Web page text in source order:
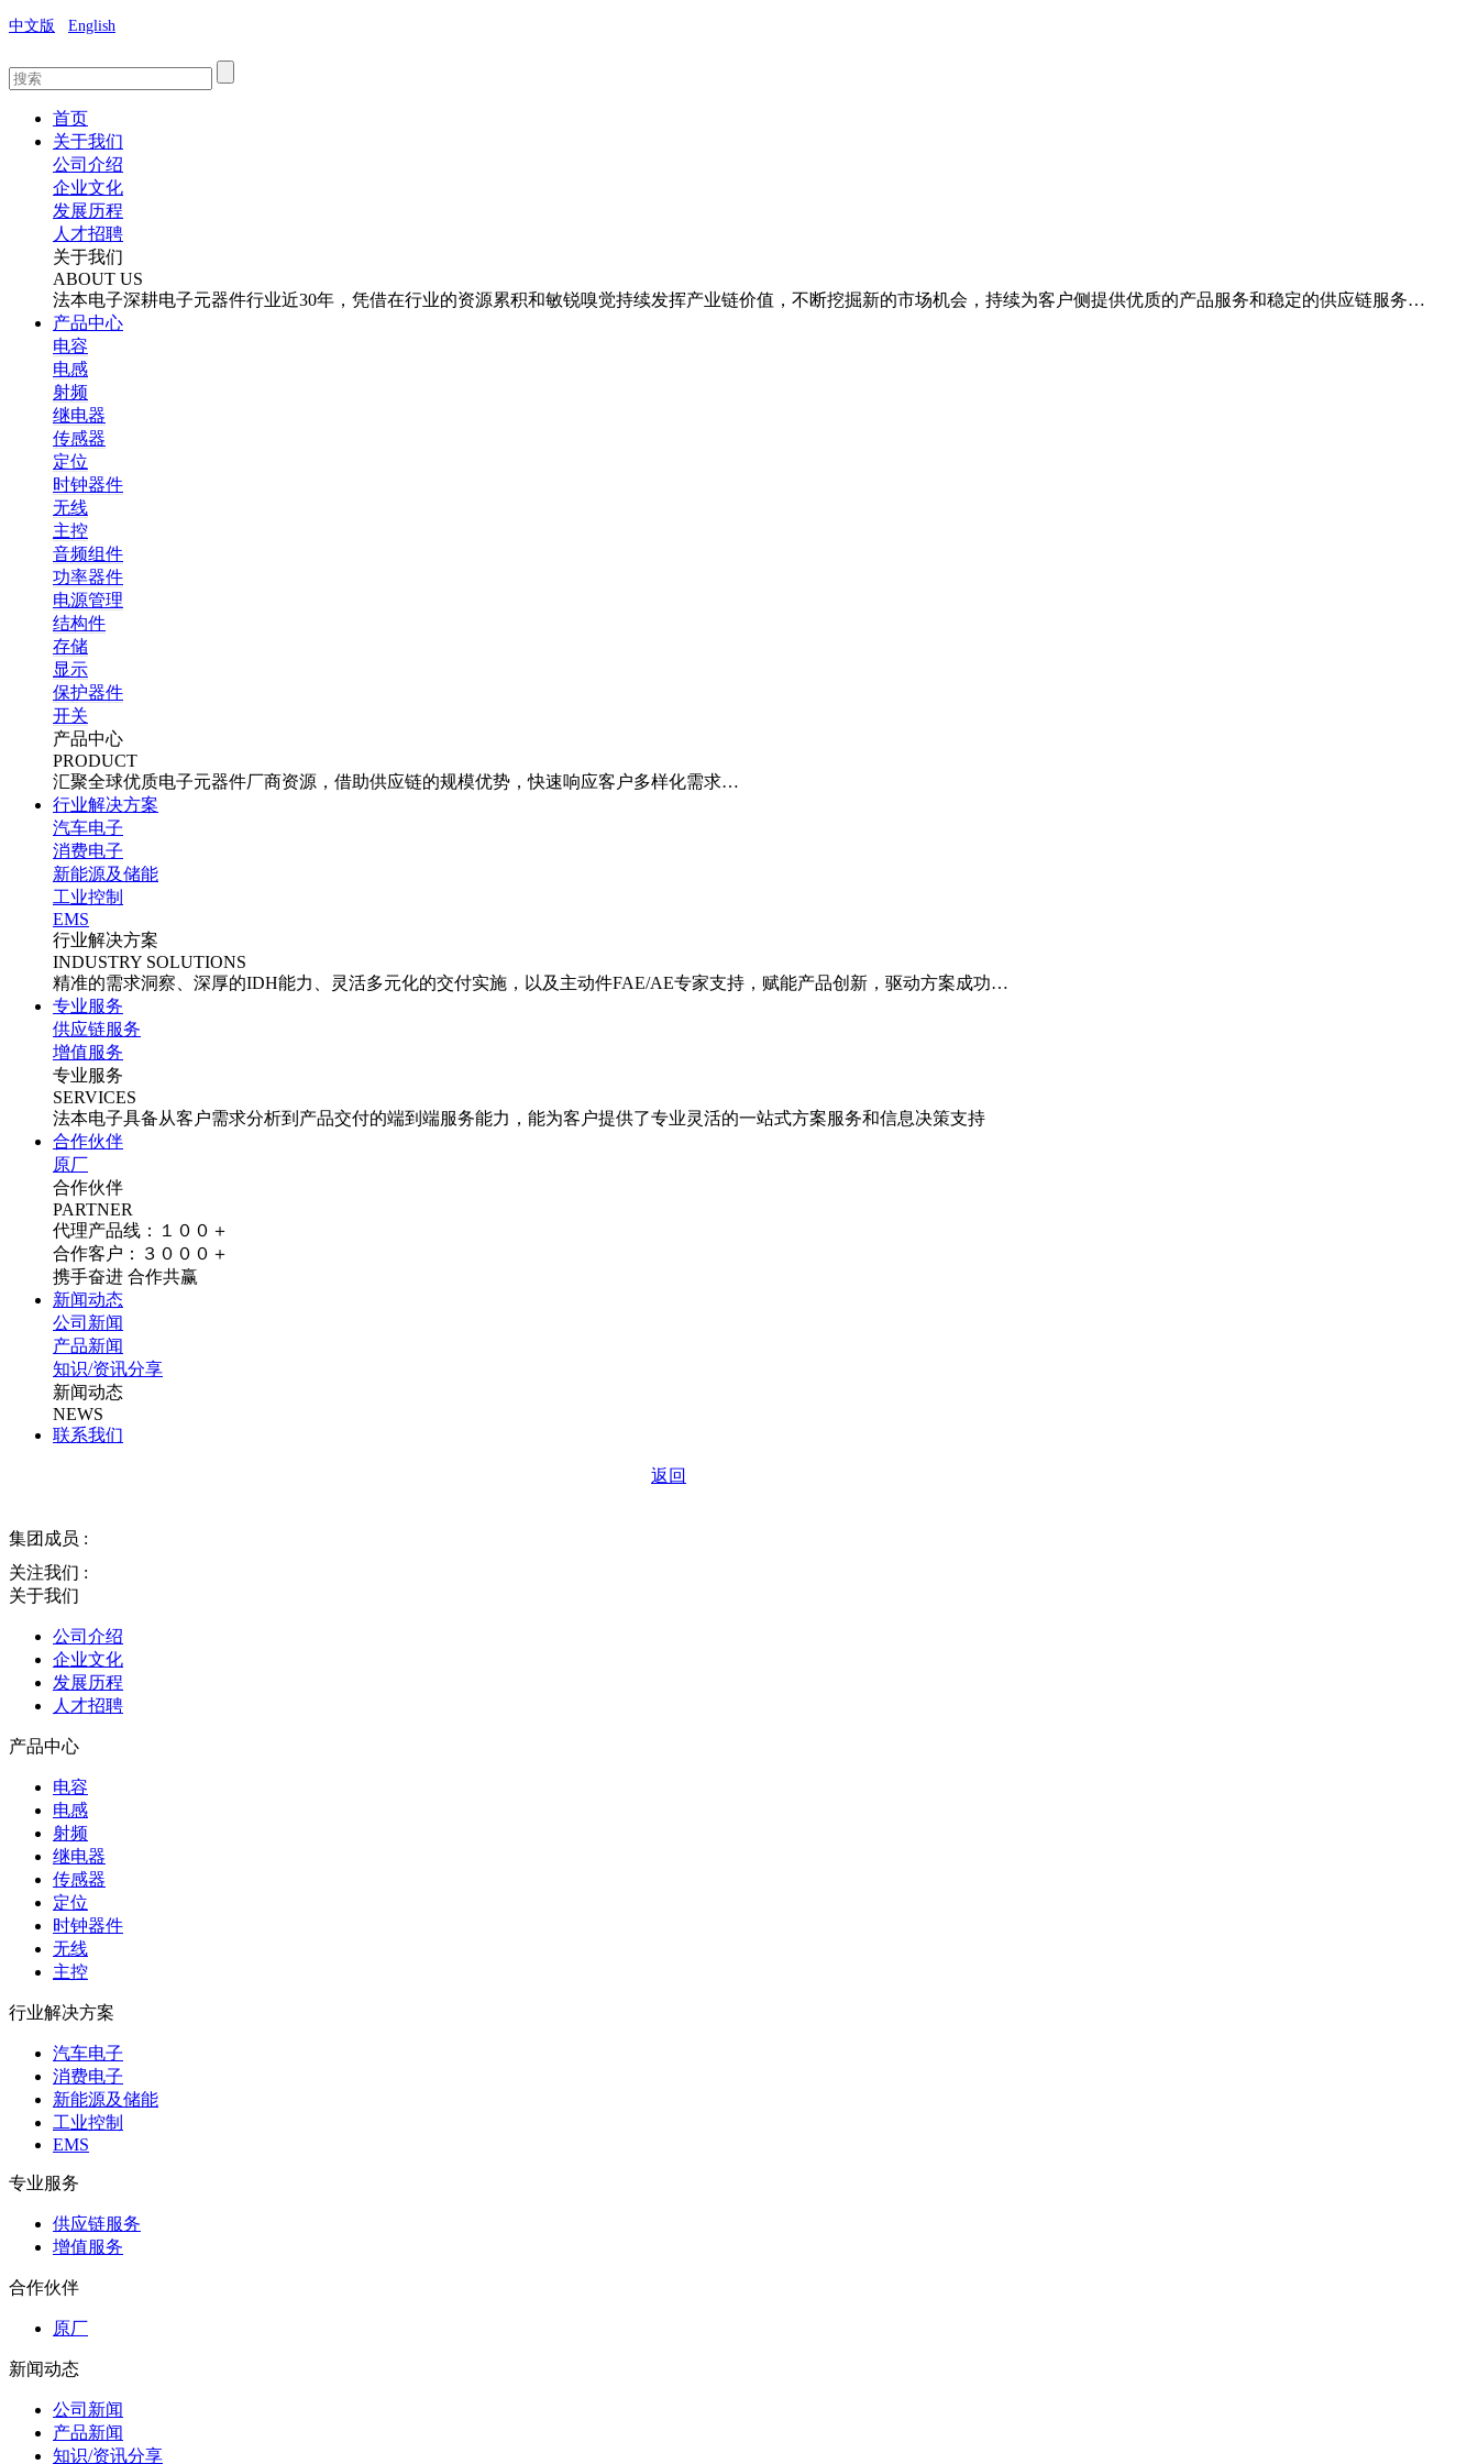
中文版 English
首页
关于我们
公司介绍
企业文化
发展历程
人才招聘
关于我们
ABOUT US
法本电子深耕电子元器件行业近30年，凭借在行业的资源累积和敏锐嗅觉持续发挥产业链价值，不断挖掘新的市场机会，持续为客户侧提供优质的产品服务和稳定的供应链服务…
产品中心
电容
电感
射频
继电器
传感器
定位
时钟器件
无线
主控
音频组件
功率器件
电源管理
结构件
存储
显示
保护器件
开关
产品中心
PRODUCT
汇聚全球优质电子元器件厂商资源，借助供应链的规模优势，快速响应客户多样化需求…
行业解决方案
汽车电子
消费电子
新能源及储能
工业控制
EMS
行业解决方案
INDUSTRY SOLUTIONS
精准的需求洞察、深厚的IDH能力、灵活多元化的交付实施，以及主动件FAE/AE专家支持，赋能产品创新，驱动方案成功…
专业服务
供应链服务
增值服务
专业服务
SERVICES
法本电子具备从客户需求分析到产品交付的端到端服务能力，能为客户提供了专业灵活的一站式方案服务和信息决策支持
合作伙伴
原厂
合作伙伴
PARTNER
代理产品线：１００＋
合作客户：３０００＋
携手奋进 合作共赢
新闻动态
公司新闻
产品新闻
知识/资讯分享
新闻动态
NEWS
联系我们
返回
集团成员 :
关注我们 :
关于我们
公司介绍
企业文化
发展历程
人才招聘
产品中心
电容
电感
射频
继电器
传感器
定位
时钟器件
无线
主控
行业解决方案
汽车电子
消费电子
新能源及储能
工业控制
EMS
专业服务
供应链服务
增值服务
合作伙伴
原厂
新闻动态
公司新闻
产品新闻
知识/资讯分享